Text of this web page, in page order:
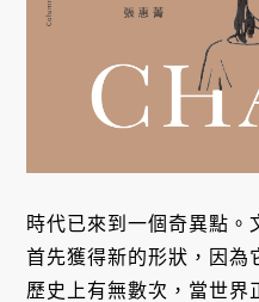
時代已來到一個奇異點。
首先獲得新的形狀，因為
歷史上有無數次，當世界